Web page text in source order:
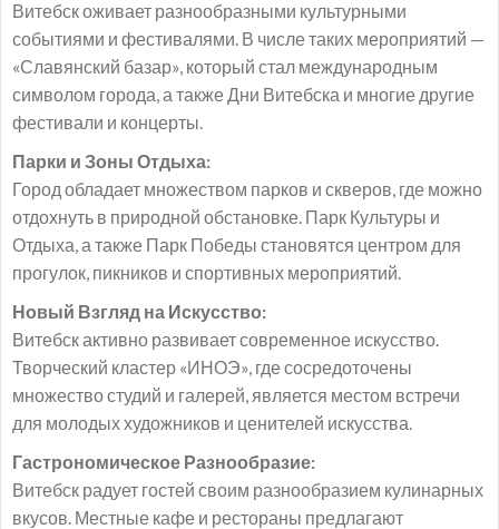
Витебск оживает разнообразными культурными
событиями и фестивалями. В числе таких мероприятий —
«Славянский базар», который стал международным
символом города, а также Дни Витебска и многие другие
фестивали и концерты.
Парки и Зоны Отдыха:
Город обладает множеством парков и скверов, где можно
отдохнуть в природной обстановке. Парк Культуры и
Отдыха, а также Парк Победы становятся центром для
прогулок, пикников и спортивных мероприятий.
Новый Взгляд на Искусство:
Витебск активно развивает современное искусство.
Творческий кластер «ИНОЭ», где сосредоточены
множество студий и галерей, является местом встречи
для молодых художников и ценителей искусства.
Гастрономическое Разнообразие:
Витебск радует гостей своим разнообразием кулинарных
вкусов. Местные кафе и рестораны предлагают